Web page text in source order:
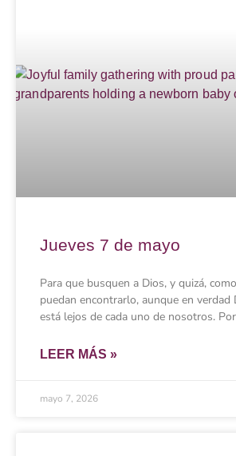
Jueves 7 de mayo
Para que busquen a Dios, y quizá,
puedan encontrarlo, aunque en verdad
está lejos de cada uno de nosotros.
LEER MÁS »
mayo 7, 2026